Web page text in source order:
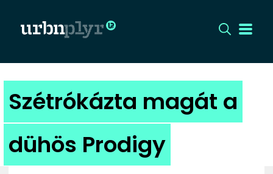
CÍMLAP
DIZÁJN
DIVAT
Szétrókázta magát a
dühös Prodigy